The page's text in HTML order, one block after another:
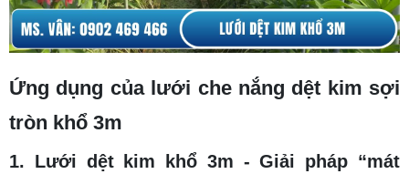
Ứng dụng của lưới che nắng dệt kim sợi
tròn khổ 3m
1. Lưới dệt kim khổ 3m - Giải pháp “mát